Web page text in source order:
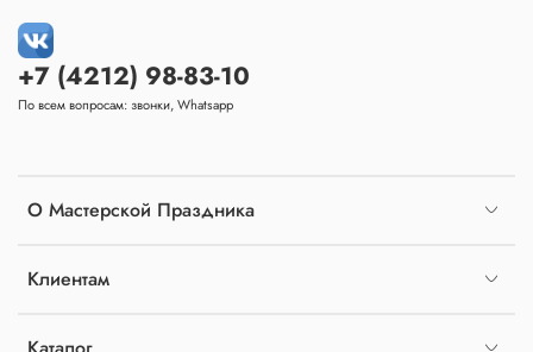
О Мастерской Праздника
Клиентам
+7 (4212) 98-83-10
По всем вопросам: звонки, Whatsapp